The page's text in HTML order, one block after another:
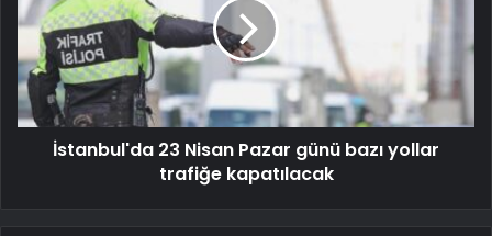
İstanbul'da 23 Nisan Pazar günü bazı yollar
trafiğe kapatılacak